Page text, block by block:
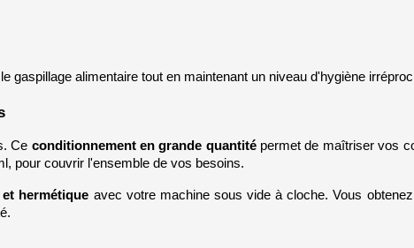
gaspillage alimentaire tout en maintenant un niveau d'hygiène
Ce conditionnement en grande quantité permet de maîtriser vos
pour couvrir l'ensemble de vos besoins.
hermétique avec votre machine sous vide à cloche. Vous